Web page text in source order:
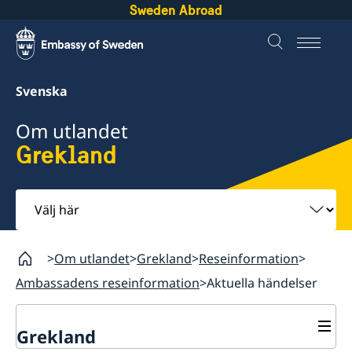
Sweden Abroad
Svenska
Om utlandet
Grekland
Välj
här
Om utlandet Grekland Reseinformation
Ambassadens reseinformation Aktuella händelser
Grekland